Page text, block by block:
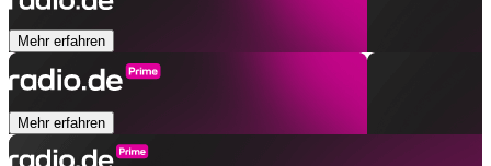
Mehr erfahren
Mehr erfahren